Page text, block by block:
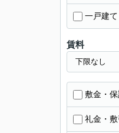
一戸建て
賃料
敷金・
礼金・